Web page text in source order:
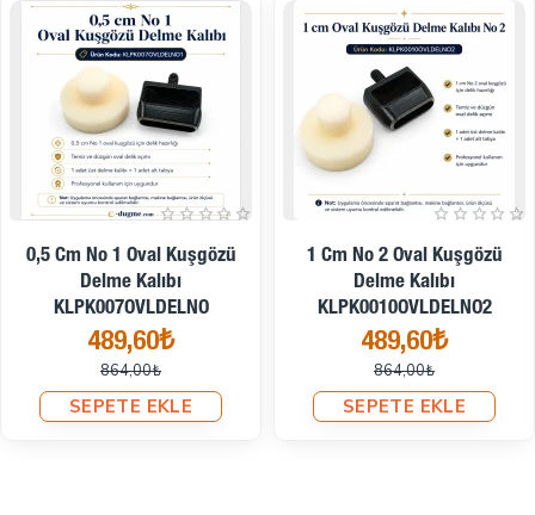
İndirimde
1,5 Cm No 3 Oval Kuşgözü
Delme Kalıbı
KLPK0015OVLDELNO3
633,60₺
1.368,00₺
SEPETE EKLE
İndirimde
1,5 Cm Oval Kuşgözü Delme
Kalıbı No 3 KLPK0015N3DLM
691,20₺
1.008,00₺
SEPETE EKLE